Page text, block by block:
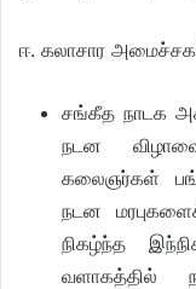
ஈ. கலாசார
சங்கீத நாடக
நடன
கலைஞர்கள்
நடன
நிகழ்ந்த
வளாகத்தில்